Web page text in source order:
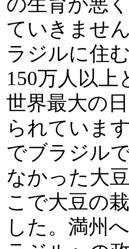
ていきませ
ラジルに住
150万人以上
世界最大の
られていま
でブラジル
なかった大
こで大豆の
した。満州